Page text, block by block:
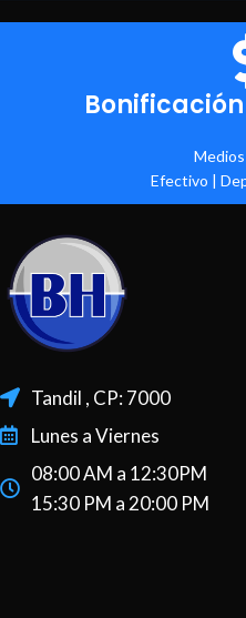
Efectivo |
Tandil , CP: 7000
Lunes a Viernes
08:00 AM a 12:30PM
15:30 PM a 20:00 PM